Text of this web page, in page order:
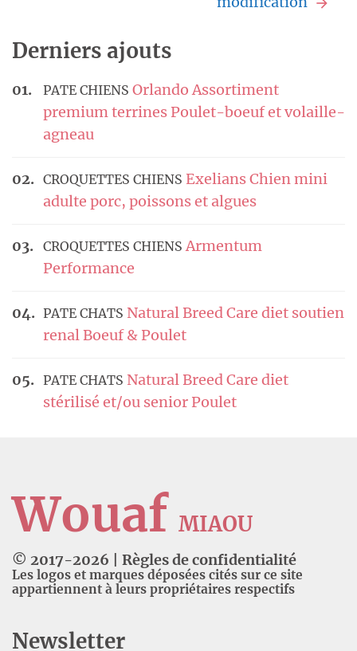
Derniers ajouts
PATE CHIENS Orlando Assortiment
premium terrines Poulet-boeuf et volaille-
agneau
CROQUETTES CHIENS Exelians Chien mini
adulte porc, poissons et algues
CROQUETTES CHIENSArmentum
Performance
PATE CHATS Natural Breed Care diet soutien
renal Boeuf & Poulet
PATE CHATS Natural Breed Care diet
stérilisé et/ou senior Poulet
Wouaf MIAOU
© 2017-2026 Règles de confidentialité
Les logos et marques déposées cités sur ce site
appartiennent à leurs propriétaires respectifs
Newsletter